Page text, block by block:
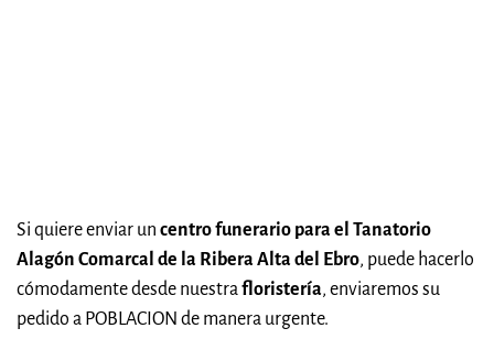
Si quiere enviar un centro funerario para el Tanatorio
Alagón Comarcal de la Ribera Alta del Ebro, puede hacerlo
cómodamente desde nuestrafloristería, enviaremos su
pedido a POBLACION de manera urgente.